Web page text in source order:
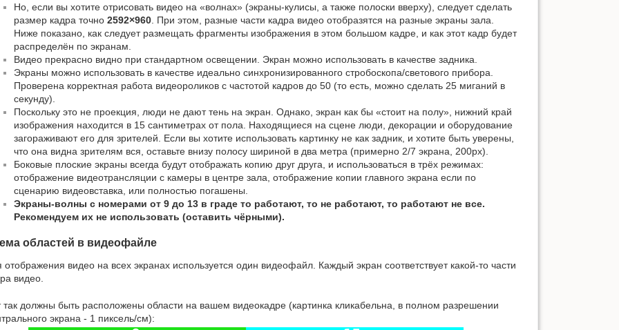
Но, если вы хотите отрисовать видео на «волнах» (экраны-кулисы, а также полоски вверху), следует сделать
размер кадра точно 2592×960 . При этом, разные части кадра видео отобразятся на разные экраны зала.
Ниже показано, как следует размещать фрагменты изображения в этом большом кадре, и как этот кадр будет
распределён по экранам.
Видео прекрасно видно при стандартном освещении. Экран можно использовать в качестве задника.
Экраны можно использовать в качестве идеально синхронизированного стробоскопа/светового прибора.
Проверена корректная работа видеороликов с частотой кадров до 50 (то есть, можно сделать 25 миганий в
секунду).
Поскольку это не проекция, люди не дают тень на экран. Однако, экран как бы «стоит на полу», нижний край
изображения находится в 15 сантиметрах от пола. Находящиеся на сцене люди, декорации и оборудование
загораживают его для зрителей. Если вы хотите использовать картинку не как задник, и хотите быть уверены,
что она видна зрителям вся, оставьте внизу полосу шириной в два метра (примерно 2/7 экрана, 200px).
Боковые плоские экраны всегда будут отображать копию друг друга, и использоваться в трёх режимах:
отображение видеотрансляции с камеры в центре зала, отображение копии главного экрана если по
сценарию видеовставка, или полностью погашены.
Экраны-волны с номерами от 9 до 13 в граде то работают, то не работают, то работают не все.
Рекомендуем их не использовать (оставить чёрными).
областей в видеофайле
отображения видео на всех экранах используется один видеофайл. Каждый экран соответствует какой-то части
видео.
так должны быть расположены области на вашем видеокадре (картинка кликабельна, в полном разрешении
экрана - 1 пиксель/см):